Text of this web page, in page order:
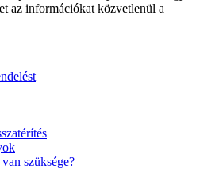
az információkat közvetlenül a
szüksége?